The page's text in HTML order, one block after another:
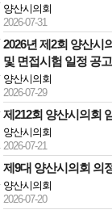
양산시의회
2026-07-31
2026년 제2회 양산시
및 면접시험 일정 공고
양산시의회
2026-07-29
제212회 양산시의회
양산시의회
2026-07-21
제9대 양산시의회 의
양산시의회
2026-07-20